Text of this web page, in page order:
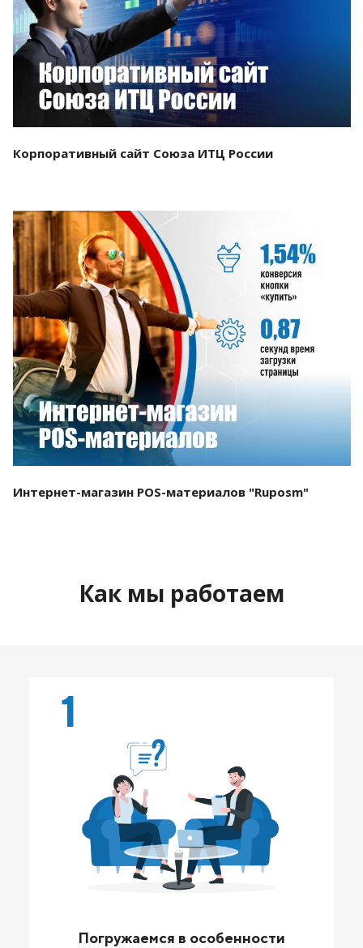
Смотреть проект
Корпоративный сайт Союза ИТЦ России
Смотреть проект
Интернет-магазин POS-материалов "Ruposm"
Как мы работаем
1
Погружаемся в особенности